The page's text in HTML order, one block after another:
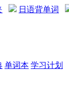
日语背单词
单词本 学习计划